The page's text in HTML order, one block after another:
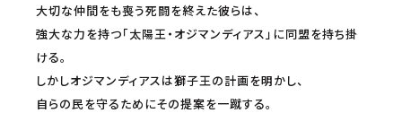
大切な仲間をも喪う死闘を終えた彼らは、
強大な力を持つ「太陽王・オジマンディアス」に同盟を持ち掛
ける。
しかしオジマンディアスは獅子王の計画を明かし、
自らの民を守るためにその提案を一蹴する。